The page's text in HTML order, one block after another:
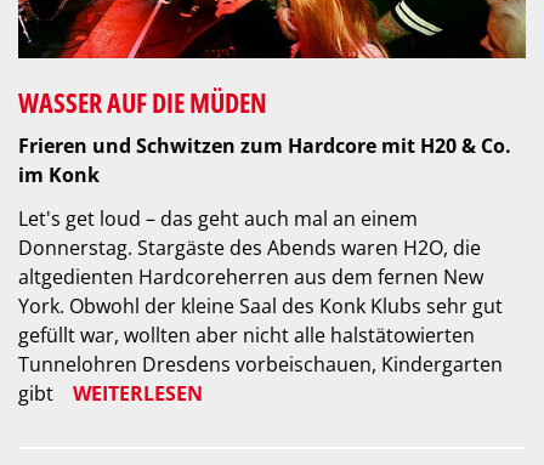
WASSER AUF DIE MÜDEN
Frieren und Schwitzen zum Hardcore mit H20 & Co.
im Konk
Let's get loud – das geht auch mal an einem
Donnerstag. Stargäste des Abends waren H2O, die
altgedienten Hardcoreherren aus dem fernen New
York. Obwohl der kleine Saal des Konk Klubs sehr gut
gefüllt war, wollten aber nicht alle halstätowierten
Tunnelohren Dresdens vorbeischauen, Kindergarten
gibt
WEITERLESEN